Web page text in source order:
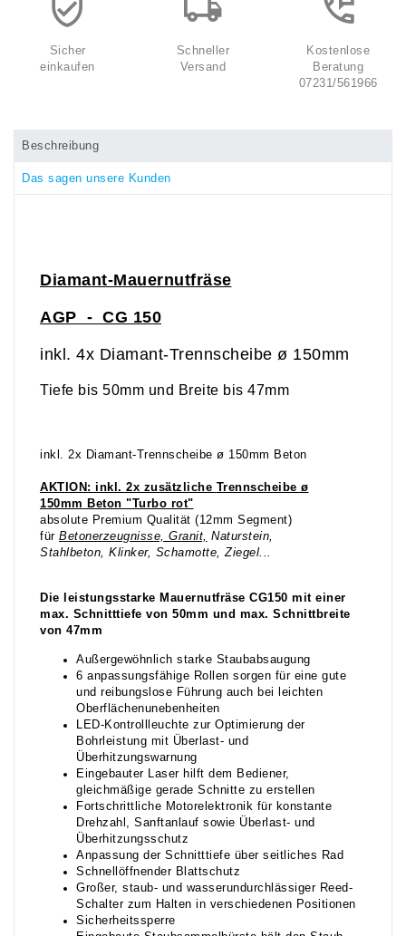
Sicher
einkaufen
Schneller
Versand
Kostenlose
Beratung
07231/561966
Beschreibung
Das sagen unsere Kunden
Diamant-Mauernutfräse
AGP - CG 150
inkl. 4x Diamant-Trennscheibe ø 150mm
Tiefe bis 50mm und Breite bis 47mm
inkl. 2x Diamant-Trennscheibe ø 150mm Beton
AKTION: inkl. 2x zusätzliche Trennscheibe ø
150mm Beton "Turbo rot"
absolute Premium Qualität (12mm Segment)
für Betonerzeugnisse, Granit, Naturstein,
Stahlbeton, Klinker, Schamotte, Ziegel...
Die leistungsstarke Mauernutfräse CG150 mit einer
max. Schnitttiefe von 50mm und max. Schnittbreite
von 47mm
Außergewöhnlich starke Staubabsaugung
6 anpassungsfähige Rollen sorgen für eine gute
und reibungslose Führung auch bei leichten
Oberflächenunebenheiten
LED-Kontrollleuchte zur Optimierung der
Bohrleistung mit Überlast- und
Überhitzungswarnung
Eingebauter Laser hilft dem Bediener,
gleichmäßige gerade Schnitte zu erstellen
Fortschrittliche Motorelektronik für konstante
Drehzahl, Sanftanlauf sowie Überlast- und
Überhitzungsschutz
Anpassung der Schnitttiefe über seitliches Rad
Schnellöffnender Blattschutz
Großer, staub- und wasserundurchlässiger Reed-
Schalter zum Halten in verschiedenen Positionen
Sicherheitssperre